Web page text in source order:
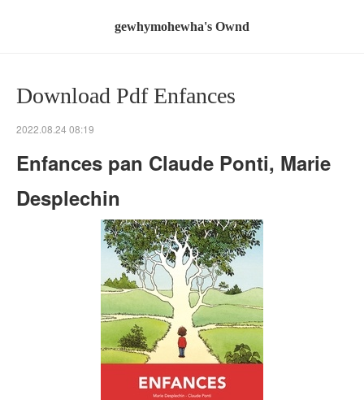
gewhymohewha's Ownd
Download Pdf Enfances
2022.08.24 08:19
Enfances pan Claude Ponti, Marie
Desplechin